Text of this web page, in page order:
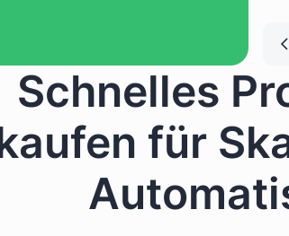
Schnelles
für